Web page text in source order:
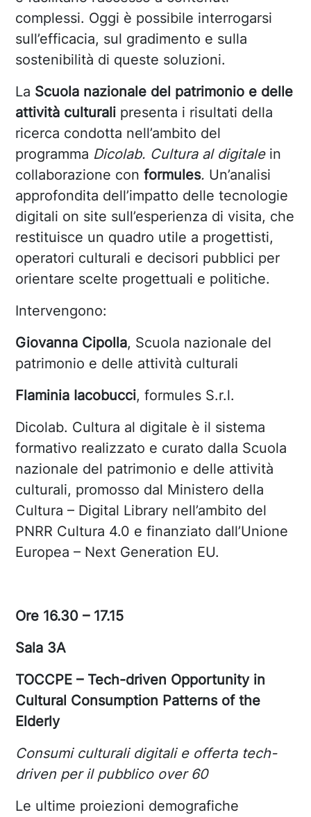
complessi. Oggi è possibile interrogarsi
sull’efficacia, sul gradimento e sulla
sostenibilità di queste soluzioni.
La Scuola nazionale del patrimonio e delle
attività culturali presenta i risultati della
ricerca condotta nell’ambito del
programma Dicolab. Cultura al digitalein
collaborazione con formules. Un’analisi
approfondita dell’impatto delle tecnologie
digitali on site sull’esperienza di visita, che
restituisce un quadro utile a progettisti,
operatori culturali e decisori pubblici per
orientare scelte progettuali e politiche.
Intervengono:
Giovanna Cipolla, Scuola nazionale del
patrimonio e delle attività culturali
Flaminia Iacobucci, formules S.r.l.
Dicolab. Cultura al digitale è il sistema
formativo realizzato e curato dalla Scuola
nazionale del patrimonio e delle attività
culturali, promosso dal Ministero della
Cultura – Digital Library nell’ambito del
PNRR Cultura 4.0 e finanziato dall’Unione
Europea – Next Generation EU.
Ore 16.30 – 17.15
Sala 3A
TOCCPE – Tech-driven Opportunity in
Cultural Consumption Patterns of the
Elderly
Consumi culturali digitali e offerta tech-
driven per il pubblico over 60
Le ultime proiezioni demografiche